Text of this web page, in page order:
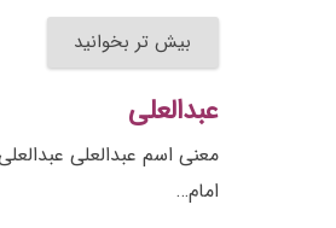
بیش تر بخوانید
عبدالعلی
امام…